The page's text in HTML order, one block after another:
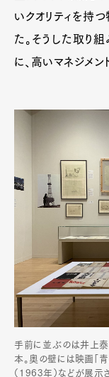
いクオリティを持
た。そうした取り
に、高いマネジメン
手前に並ぶのは井上
本。奥の壁には映画「
（1963年）などが展示